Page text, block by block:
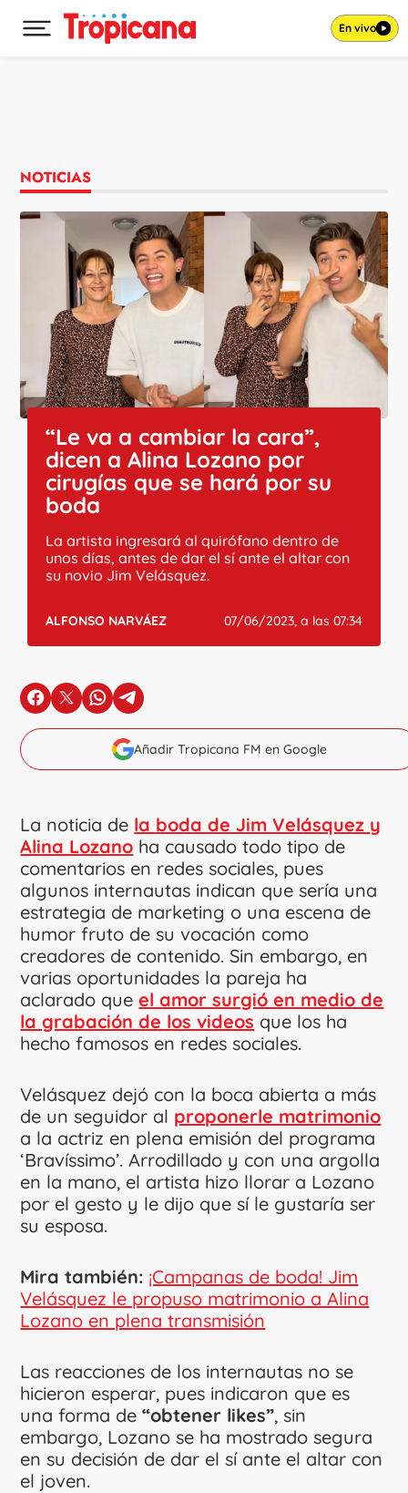
Desplegar menú principal En vivo
NOTICIAS
“Le va a cambiar la cara”,
dicen a Alina Lozano por
cirugías que se hará por su
boda
La artista ingresará al quirófano dentro de
unos días, antes de dar el sí ante el altar con
su novio Jim Velásquez.
ALFONSO NARVÁEZ 07/06/2023, a las 07:34
en Facebook
en Xen Whatsapp
en Telegram
Añadir Tropicana FM en Google
La noticia de la boda de Jim Velásquez y
Alina Lozano ha causado todo tipo de
comentarios en redes sociales, pues
algunos internautas indican que sería una
estrategia de marketing o una escena de
humor fruto de su vocación como
creadores de contenido. Sin embargo, en
varias oportunidades la pareja ha
aclarado queel amor surgió en medio de
la grabación de los videos que los ha
hecho famosos en redes sociales.
Velásquez dejó con la boca abierta a más
de un seguidor al proponerle matrimonio
a la actriz en plena emisión del programa
‘Bravíssimo’. Arrodillado y con una argolla
en la mano, el artista hizo llorar a Lozano
por el gesto y le dijo que sí le gustaría ser
su esposa.
Mira también: ¡Campanas de boda! Jim
Velásquez le propuso matrimonio a Alina
Lozano en plena transmisión
Las reacciones de los internautas no se
hicieron esperar, pues indicaron que es
una forma de“obtener likes”, sin
embargo, Lozano se ha mostrado segura
en su decisión de dar el sí ante el altar con
el joven.